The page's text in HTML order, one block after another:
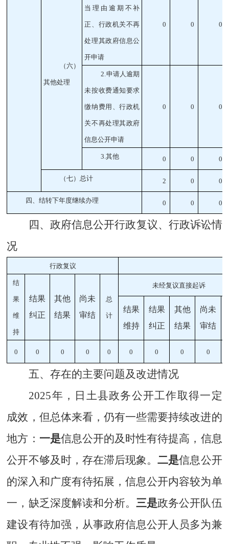
（六）
其他处理
当理由逾期不补
正、行政机关不再
处理其政府信息公
开申请
0 0 0
2.申请人逾期
未按收费通知要求
缴纳费用、行政机
关不再处理其政府
信息公开申请
0 0 0
3.其他 0 0 0
（七）总计 2 0 0
四、结转下年度继续办理 0 0 0
四、政府信息公开行政复议、行政诉讼情
况
行政复议
结
果
维
持
结果
纠正
其他
结果
尚未
审结
总
计
未经复议直接起诉
结果
维持
结果
纠正
其他
结果
尚未
审结
0 0 0 0 0 0 0 0 0
五、存在的主要问题及改进情况
2025年 ，日土县政务公开工作取得一定
成效，但总体来看，仍有一些需要持续改进的
地方： 一是信息公开的及时性有待提高，信息
公开不够及时，存在滞后现象。二是信息公开
的深入和广度有待拓展，信息公开内容较为单
一，缺乏深度解读和分析。三是政务公开队伍
建设有待加强，从事政府信息公开人员多为兼